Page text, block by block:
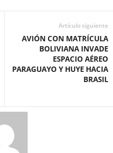
Artículo siguiente
AVIÓN CON MATRÍCULA
BOLIVIANA INVADE
ESPACIO AÉREO
PARAGUAYO Y HUYE HACIA
BRASIL